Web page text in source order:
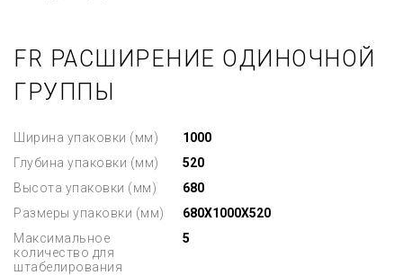
FR РАСШИРЕНИЕ ОДИНОЧНОЙ
ГРУППЫ
Ширина упаковки (мм)
1000
Глубина упаковки (мм)
520
Высота упаковки (мм)
680
Размеры упаковки (мм)
680X1000X520
Максимальное
количество для
штабелирования
5